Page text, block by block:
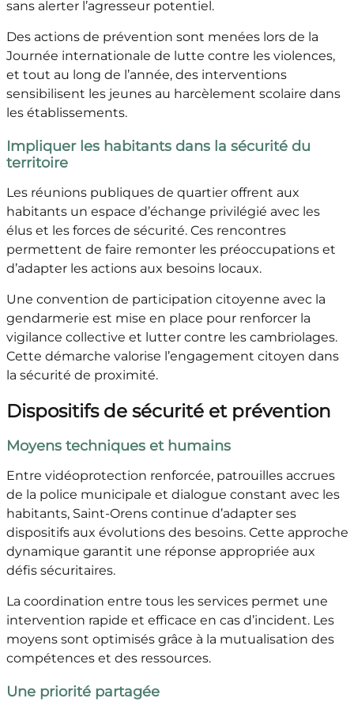
sans alerter l’agresseur potentiel.
Des actions de prévention sont menées lors de la
Journée internationale de lutte contre les violences,
et tout au long de l’année, des interventions
sensibilisent les jeunes au harcèlement scolaire dans
les établissements.
Impliquer les habitants dans la sécurité du
territoire
Les réunions publiques de quartier offrent aux
habitants un espace d’échange privilégié avec les
élus et les forces de sécurité. Ces rencontres
permettent de faire remonter les préoccupations et
d’adapter les actions aux besoins locaux.
Une convention de participation citoyenne avec la
gendarmerie est mise en place pour renforcer la
vigilance collective et lutter contre les cambriolages.
Cette démarche valorise l’engagement citoyen dans
la sécurité de proximité.
Dispositifs de sécurité et prévention
Moyens techniques et humains
Entre vidéoprotection renforcée, patrouilles accrues
de la police municipale et dialogue constant avec les
habitants, Saint-Orens continue d’adapter ses
dispositifs aux évolutions des besoins. Cette approche
dynamique garantit une réponse appropriée aux
défis sécuritaires.
La coordination entre tous les services permet une
intervention rapide et efficace en cas d’incident. Les
moyens sont optimisés grâce à la mutualisation des
compétences et des ressources.
Une priorité partagée